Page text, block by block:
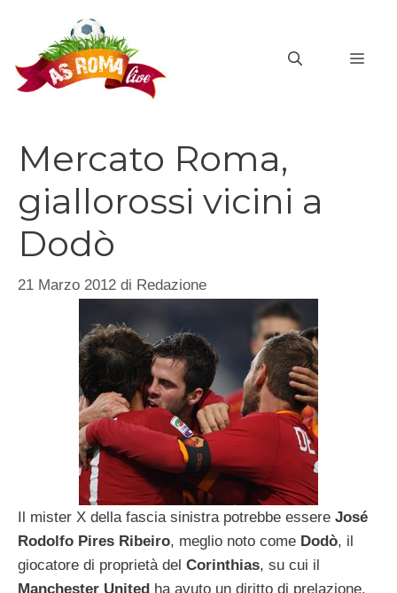
contenuto
Mercato Roma,
giallorossi vicini a
Dodò
21 Marzo 2012 di Redazione
Il mister X della fascia sinistra potrebbe essere José
Rodolfo Pires Ribeiro, meglio noto come Dodò, il
giocatore di proprietà del Corinthias, su cui il
Manchester United ha avuto un diritto di prelazione.